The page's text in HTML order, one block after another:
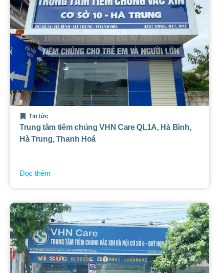
Tin tức
Trung tâm tiêm chủng VHN Care QL1A, Hà Bình,
Hà Trung, Thanh Hoá
Đọc thêm